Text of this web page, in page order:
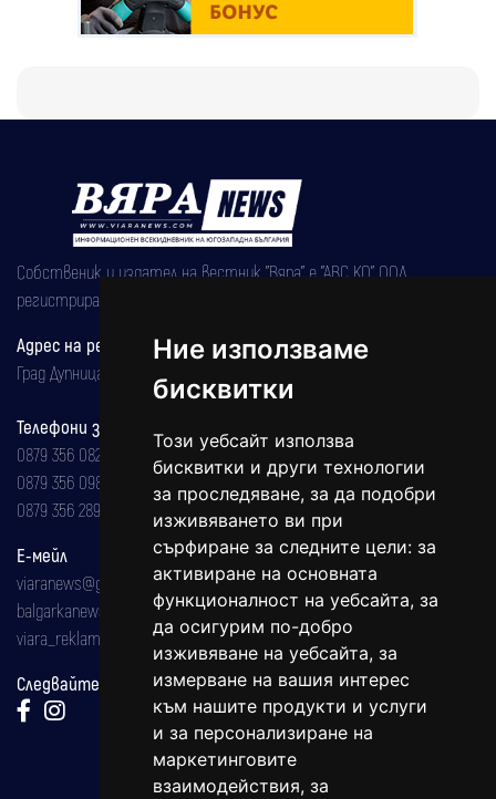
Ние използваме
бисквитки
Този уебсайт използва
бисквитки и други технологии
за проследяване, за да подобри
изживяването ви при
сърфиране за следните цели: за
активиране на основната
функционалност на уебсайта, за
да осигурим по-добро
изживяване на уебсайта, за
измерване на вашия интерес
към нашите продукти и услуги
и за персонализиране на
маркетинговите
взаимодействия, за
Собственик и издател на вестник "Вяра" е "АВС КО" ООД,
регистрирана на 08.05.2002 година.
Адрес на редакцията
Град Дупница, ул.''Христо Ботев" 43
Телефони за реклама и абонаменти
0879 356 082
0879 356 098
0879 356 289
Е-мейл
viaranews@gmail.com
balgarkanews@gmail.com
viara_reklama@mail.bg
Следвайте ни: